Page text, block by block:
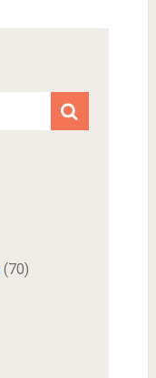
(70)